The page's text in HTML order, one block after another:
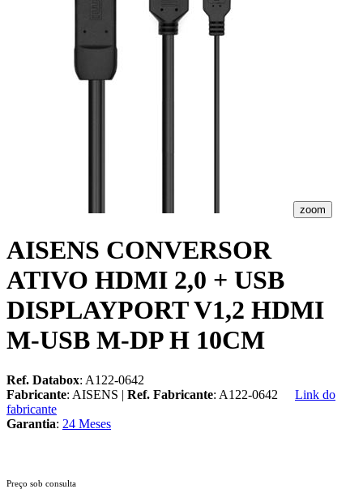
zoom
AISENS CONVERSOR
ATIVO HDMI 2,0 + USB
DISPLAYPORT V1,2 HDMI
M-USB M-DP H 10CM
Ref. Databox: A122-0642
Fabricante: AISENS | Ref. Fabricante: A122-0642
Link do
fabricante
Garantia: 24 Meses
Preço sob consulta